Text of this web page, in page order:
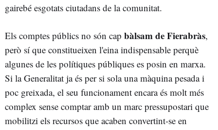
gairebé esgotats ciutadans de la comunitat.
Els comptes públics no són cap bàlsam deFierabràs,
però sí que constitueixen l'eina indispensable perquè
algunes de les polítiques públiques es posin en marxa.
Si la Generalitat ja és per si sola una màquina pesada i
poc greixada, el seu funcionament encara és molt més
complex sense comptar amb un marc pressupostari que
mobilitzi els recursos que acaben convertint-se en